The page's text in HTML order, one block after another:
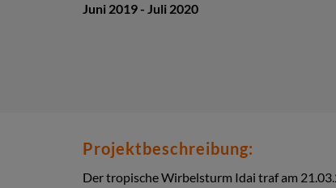
Juni 2019 - Juli 2020
Projektbeschreibung:
Der tropische Wirbelsturm Idai traf am